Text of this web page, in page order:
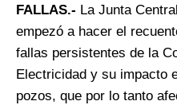
FALLAS.- La Junta
empezó a hacer el
fallas persistentes de la
Electricidad y su impacto
pozos, que por lo tanto